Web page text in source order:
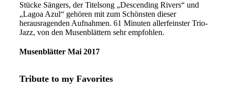
Stücke Sängers, der Titelsong „Descending Rivers“ und
„Lagoa Azul“ gehören mit zum Schönsten dieser
herausragenden Aufnahmen. 61 Minuten allerfeinster Trio-
Jazz, von den Musenblättern sehr empfohlen.
Musenblätter Mai 2017
Tribute to my Favorites